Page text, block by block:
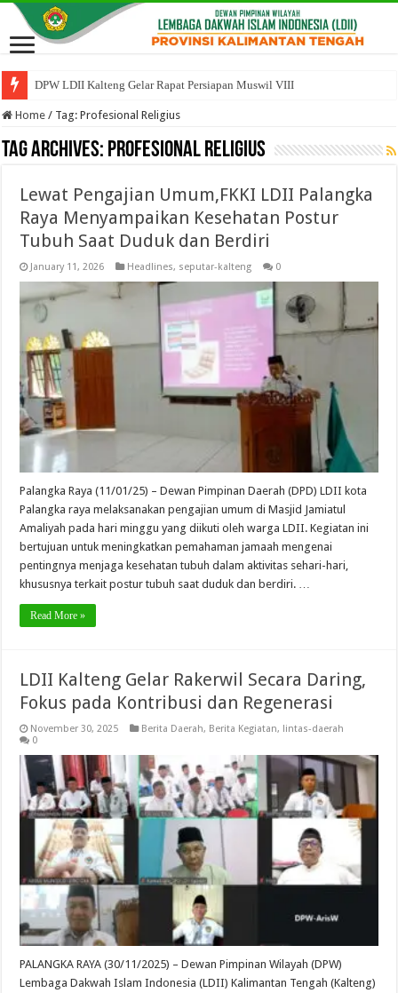
DPW LDII Kalteng Gelar Rapat Persiapan Muswil VIII
Home / Tag:Profesional Religius
Tag Archives: Profesional Religius
Lewat Pengajian Umum,FKKI LDII Palangka
Raya Menyampaikan Kesehatan Postur
Tubuh Saat Duduk dan Berdiri
January 11, 2026 Headlines, seputar-kalteng 0
Palangka Raya (11/01/25) – Dewan Pimpinan Daerah (DPD) LDII kota
Palangka raya melaksanakan pengajian umum di Masjid Jamiatul
Amaliyah pada hari minggu yang diikuti oleh warga LDII. Kegiatan ini
bertujuan untuk meningkatkan pemahaman jamaah mengenai
pentingnya menjaga kesehatan tubuh dalam aktivitas sehari-hari,
khususnya terkait postur tubuh saat duduk dan berdiri. …
Read More »
LDII Kalteng Gelar Rakerwil Secara Daring,
Fokus pada Kontribusi dan Regenerasi
November 30, 2025 Berita Daerah, Berita Kegiatan, lintas-daerah
0
PALANGKA RAYA (30/11/2025) – Dewan Pimpinan Wilayah (DPW)
Lembaga Dakwah Islam Indonesia (LDII) Kalimantan Tengah (Kalteng)